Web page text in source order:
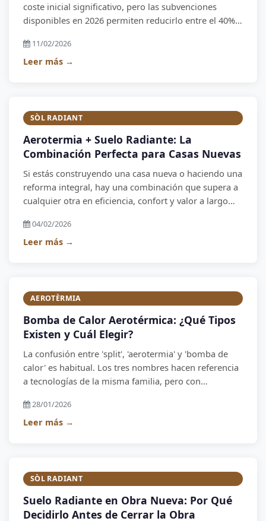
coste inicial significativo, pero las subvenciones
disponibles en 2026 permiten reducirlo entre el 40% y
el cliente no tiene que hacer ningún trámite.
11/02/2026
Leer más →
SÒL RADIANT
Aerotermia + Suelo Radiante: La
Combinación Perfecta para Casas Nuevas
Si estás construyendo una casa nueva o haciendo una
reforma integral, hay una combinación que supera a
cualquier otra en eficiencia, confort y valor a largo
hidrónico. En este artículo te explicamos por qué y
cuánto cuesta.
04/02/2026
Leer más →
AEROTÈRMIA
Bomba de Calor Aerotérmica: ¿Qué Tipos
Existen y Cuál Elegir?
La confusión entre 'split', 'aerotermia' y 'bomba de
calor' es habitual. Los tres nombres hacen referencia
a tecnologías de la misma familia, pero con
diferencias y te ayuda a saber qué tipo es el
adecuado para tu situación.
28/01/2026
Leer más →
SÒL RADIANT
Suelo Radiante en Obra Nueva: Por Qué
Decidirlo Antes de Cerrar la Obra